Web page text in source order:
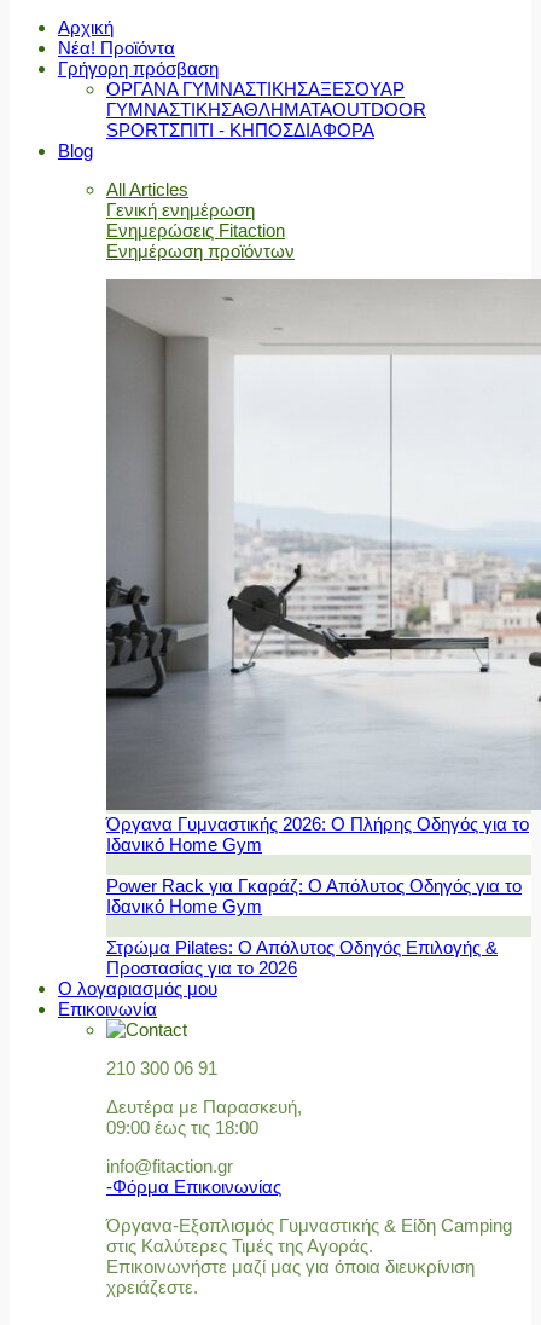
Αρχική
Νέα! Προϊόντα
Γρήγορη πρόσβαση
ΟΡΓΑΝΑ ΓΥΜΝΑΣΤΙΚΗΣΑΞΕΣΟΥΑΡ
ΓΥΜΝΑΣΤΙΚΗΣΑΘΛΗΜΑΤΑOUTDOOR
SPORTΣΠΙΤΙ - ΚΗΠΟΣΔΙΑΦΟΡΑ
Blog
All Articles
Γενική ενημέρωση
Ενημερώσεις Fitaction
Ενημέρωση προϊόντων
Όργανα Γυμναστικής 2026: Ο Πλήρης Οδηγός για το
Ιδανικό Home Gym
Power Rack για Γκαράζ: Ο Απόλυτος Οδηγός για το
Ιδανικό Home Gym
Στρώμα Pilates: Ο Απόλυτος Οδηγός Επιλογής &
Προστασίας για το 2026
Ο λογαριασμός μου
Επικοινωνία
210 300 06 91
Δευτέρα με Παρασκευή,
09:00 έως τις 18:00
info@fitaction.gr
-Φόρμα Επικοινωνίας
Όργανα-Εξοπλισμός Γυμναστικής & Είδη Camping
στις Καλύτερες Τιμές της Αγοράς.
Επικοινωνήστε μαζί μας για όποια διευκρίνιση
χρειάζεστε.